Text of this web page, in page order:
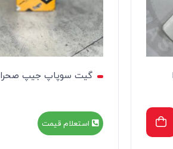
گیت سوپاپ جیپ صحرا
استعلام قیمت